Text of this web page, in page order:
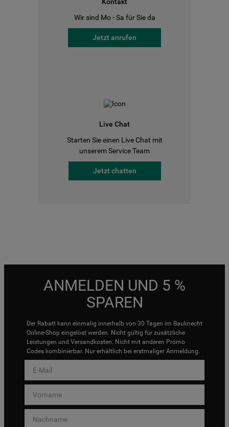
Wir sind Mo - Sa für Sie da
Jetzt anrufen
Live Chat
Starten Sie einen Live Chat mit
unserem Service Team
Jetzt chatten
ANMELDEN UND 5 %
SPAREN
Der Rabatt kann einmalig innerhalb von 30 Tagen im Bauknecht
Online-Shop eingelöst werden. Nicht gültig für zusätzliche
Leistungen und Versandkosten. Nicht mit anderen Promo
Codes kombinierbar. Nur erhältlich bei erstmaliger Anmeldung.